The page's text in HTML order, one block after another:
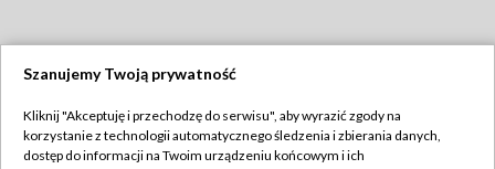
TVP
Szanujemy Twoją prywatność
Kliknij "Akceptuję i przechodzę do serwisu", aby wyrazić zgody na
korzystanie z technologii automatycznego śledzenia i zbierania danych,
dostęp do informacji na Twoim urządzeniu końcowym i ich